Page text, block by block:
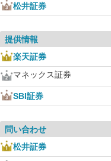
松井証券
提供情報
楽天証券
マネックス証券
SBI証券
問い合わせ
松井証券